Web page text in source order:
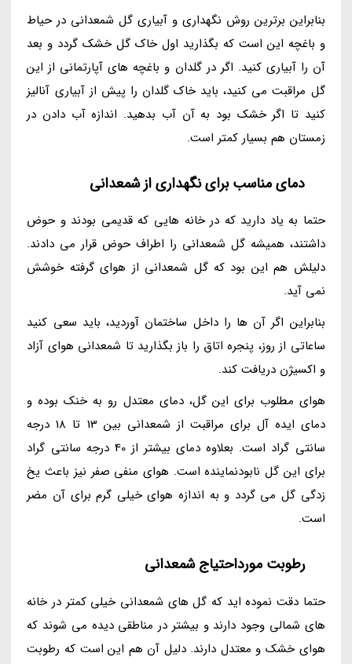
بنابراین برترین روش نگهداری و آبیاری گل شمعدانی در حیاط
و باغچه این است که بگذارید اول خاک گل خشک گردد و بعد
آن را آبیاری کنید. اگر در گلدان و باغچه های آپارتمانی از این
گل مراقبت می کنید، باید خاک گلدان را پیش از آبیاری آنالیز
کنید تا اگر خشک بود به آن آب بدهید. اندازه آب دادن در
زمستان هم بسیار کمتر است.
دمای مناسب برای نگهداری از شمعدانی
حتما به یاد دارید که در خانه هایی که قدیمی بودند و حوض
داشتند، همیشه گل شمعدانی را اطراف حوض قرار می دادند.
دلیلش هم این بود که گل شمعدانی از هوای گرفته خوشش
نمی آید.
بنابراین اگر آن ها را داخل ساختمان آوردید، باید سعی کنید
ساعاتی از روز، پنجره اتاق را باز بگذارید تا شمعدانی هوای آزاد
و اکسیژن دریافت کند.
هوای مطلوب برای این گل، دمای معتدل رو به خنک بوده و
دمای ایده آل برای مراقبت از شمعدانی بین 13 تا 18 درجه
سانتی گراد است. بعلاوه دمای بیشتر از 40 درجه سانتی گراد
برای این گل نابودنماینده است. هوای منفی صفر نیز باعث یخ
زدگی گل می گردد و به اندازه هوای خیلی گرم برای آن مضر
است.
رطوبت مورداحتیاج شمعدانی
حتما دقت نموده اید که گل های شمعدانی خیلی کمتر در خانه
های شمالی وجود دارند و بیشتر در مناطقی دیده می شوند که
هوای خشک و معتدل دارند. دلیل آن هم این است که رطوبت